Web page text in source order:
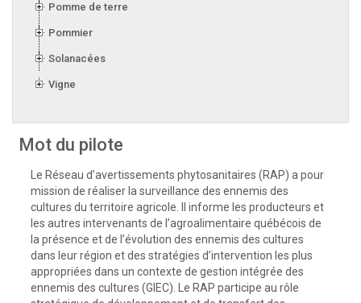
Pomme de terre
Pommier
Solanacées
Vigne
Mot du pilote
Le Réseau d’avertissements phytosanitaires (RAP) a pour
mission de réaliser la surveillance des ennemis des
cultures du territoire agricole. Il informe les producteurs et
les autres intervenants de l’agroalimentaire québécois de
la présence et de l’évolution des ennemis des cultures
dans leur région et des stratégies d’intervention les plus
appropriées dans un contexte de gestion intégrée des
ennemis des cultures (GIEC). Le RAP participe au rôle